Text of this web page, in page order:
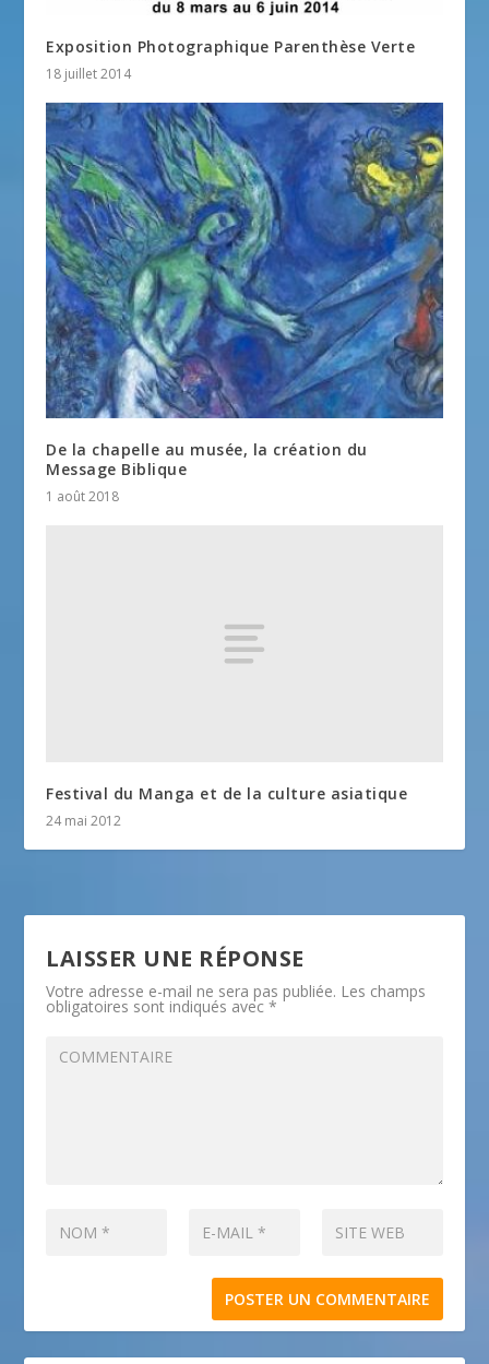
Exposition Photographique Parenthèse Verte
18 juillet 2014
De la chapelle au musée, la création du
Message Biblique
1 août 2018
Festival du Manga et de la culture asiatique
24 mai 2012
LAISSER UNE RÉPONSE
Votre adresse e-mail ne sera pas publiée. Les champs
obligatoires sont indiqués avec*